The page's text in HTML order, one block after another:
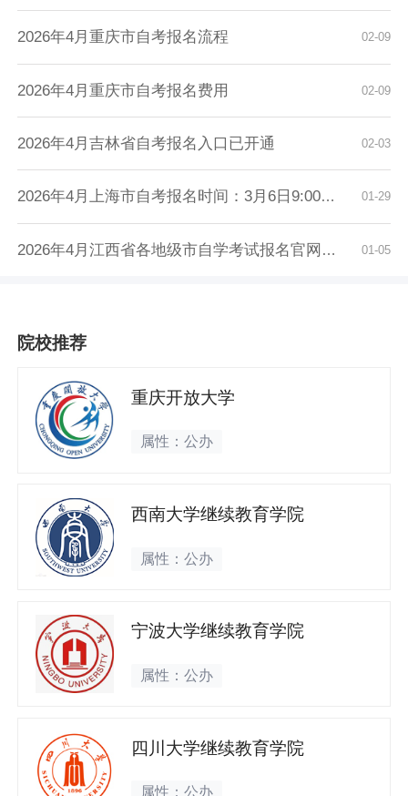
02-09
2026年4月重庆市自考报名流程
02-09
2026年4月重庆市自考报名费用
02-03
2026年4月吉林省自考报名入口已开通
01-29
2026年4月上海市自考报名时间：3月6日9:00至3月...
01-05
2026年4月江西省各地级市自学考试报名官网入口...
院校推荐
重庆开放大学
属性：公办
西南大学继续教育学院
属性：公办
宁波大学继续教育学院
属性：公办
四川大学继续教育学院
属性：公办